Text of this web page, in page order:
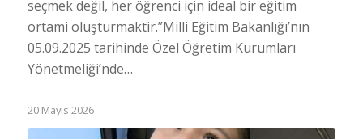
seçmek değil, her öğrenci için ideal bir eğitim
ortami oluşturmaktir.”Milli Eğitim Bakanlığı’nın
05.09.2025 tarihinde Özel Öğretim Kurumları
Yönetmeliği’nde…
20 Mayıs 2026